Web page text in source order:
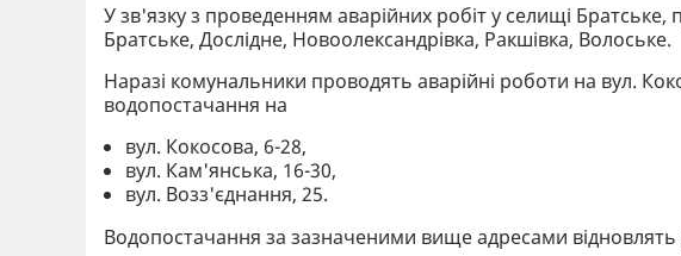
У зв'язку з проведенням аварійних робіт у селищі
Братське, Дослідне, Новоолександрівка, Ракшівка, Волоське.
Наразі комунальники проводять аварійні роботи на вул.
водопостачання на
вул. Кокосова, 6-28,
вул. Кам'янська, 16-30,
вул. Возз'єднання, 25.
Водопостачання за зазначеними вище адресами відновлять